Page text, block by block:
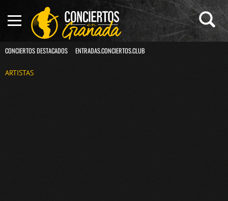
CONCIERTOS DESTACADOS ENTRADAS.CONCIERTOS.CLUB
ARTISTAS